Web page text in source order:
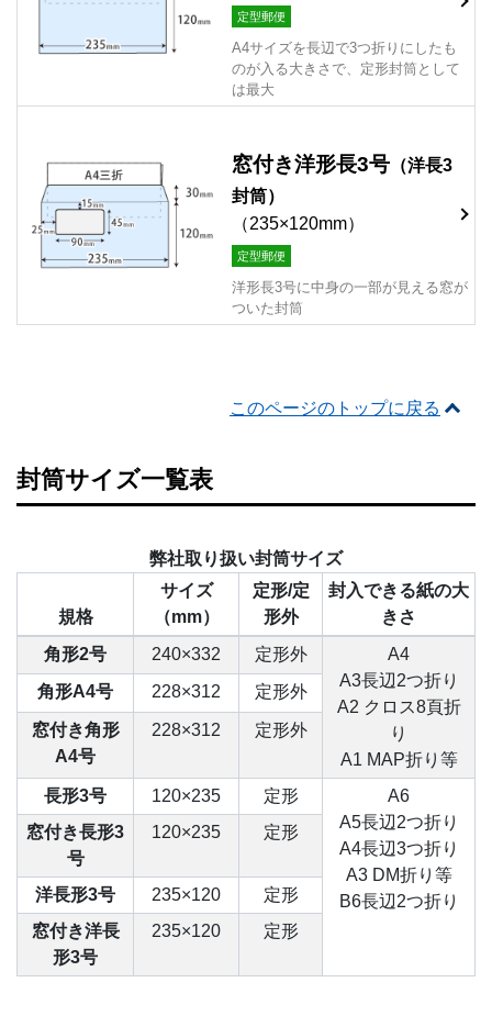
定型郵便
A4サイズを長辺で3つ折りにしたも
のが入る大きさで、定形封筒として
は最大
窓付き洋形長3号 （洋長3
封筒）
（235×120mm）
定型郵便
洋形長3号に中身の一部が見える窓が
ついた封筒
このページのトップに戻る
封筒サイズ一覧表
弊社取り扱い封筒サイズ
規格
サイズ
（mm）
定形/定
形外
封入できる紙の大
きさ
角形2号
240×332 定形外
A4
A3長辺2つ折り
A2 クロス8頁折
り
A1 MAP折り等
角形A4号 228×312 定形外
窓付き角形
A4号
228×312 定形外
長形3号 120×235 定形
A6
A5長辺2つ折り
A4長辺3つ折り
A3 DM折り等
B6長辺2つ折り
窓付き長形3
号
120×235 定形
洋長形3号 235×120
定形
窓付き洋長
形3号
235×120 定形